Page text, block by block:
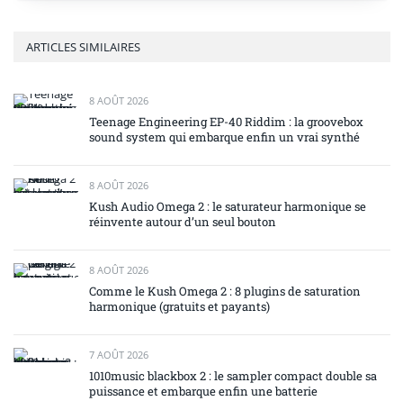
ARTICLES SIMILAIRES
8 AOÛT 2026
Teenage Engineering EP-40 Riddim : la groovebox
sound system qui embarque enfin un vrai synthé
8 AOÛT 2026
Kush Audio Omega 2 : le saturateur harmonique se
réinvente autour d’un seul bouton
8 AOÛT 2026
Comme le Kush Omega 2 : 8 plugins de saturation
harmonique (gratuits et payants)
7 AOÛT 2026
1010music blackbox 2 : le sampler compact double sa
puissance et embarque enfin une batterie